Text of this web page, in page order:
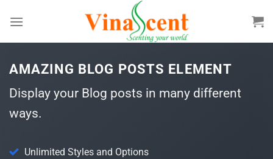
qua
AMAZING BLOG POSTS ELEMENT
Display your Blog posts in many different
ways.
Unlimited Styles and Options